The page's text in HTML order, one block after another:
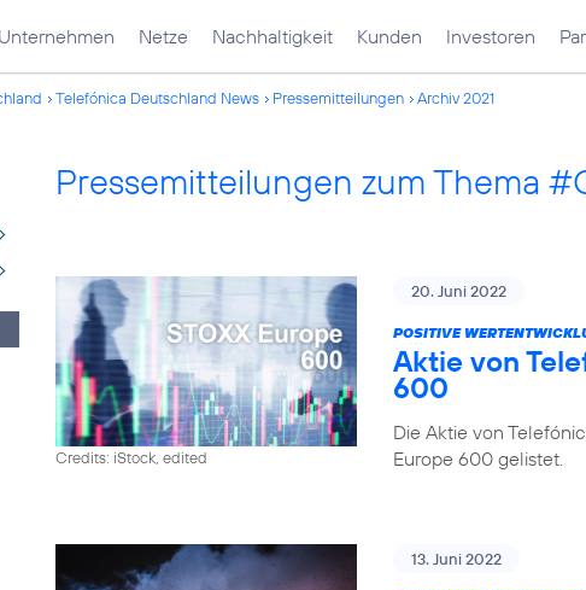
Unternehmen Netze Nachhaltigkeit Kunden Investoren
Telefónica Deutschland News Pressemitteilungen Archiv 2021
Pressemitteilungen zum Thema
Credits: iStock, edited
20. Juni 2022
POSITIVE
Aktie von
600
Die Aktie von
Europe 600 gelistet.
13. Juni 2022